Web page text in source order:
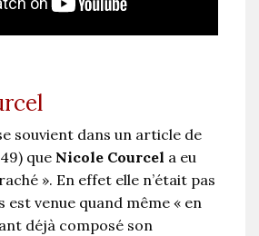
souvient dans un article de
que Nicole Courcel a eu
». En effet elle n’était pas
est venue quand même « en
déjà composé son